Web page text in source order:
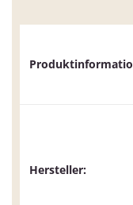
Hersteller: